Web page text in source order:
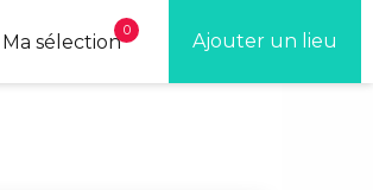
Ajouter un lieu
Ma sélection
0